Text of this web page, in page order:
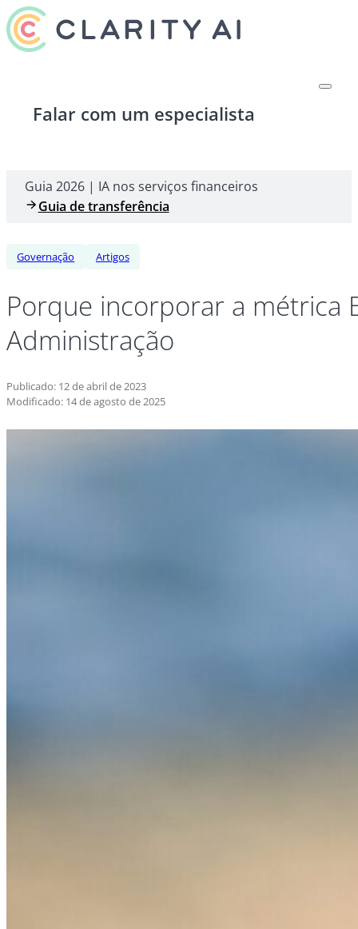
Falar com um especialista
Guia 2026 | IA nos serviços financeiros
Guia de transferência
Governação Artigos
Porque incorporar a métrica
Administração
Publicado: 12 de abril de 2023
Modificado: 14 de agosto de 2025